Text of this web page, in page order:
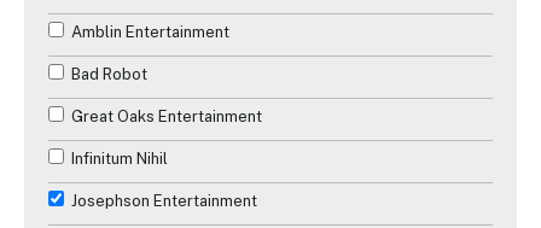
Amblin Entertainment
Bad Robot
Great Oaks Entertainment
Infinitum Nihil
Josephson Entertainment